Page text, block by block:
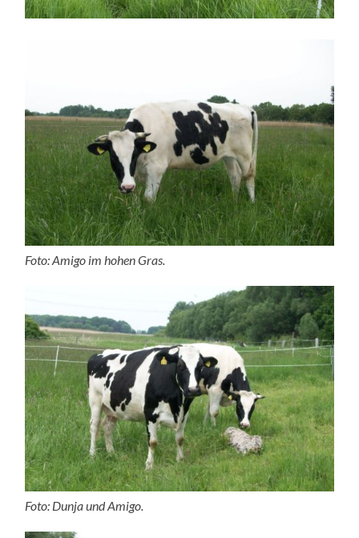
Foto: Amigo im hohen Gras.
Foto: Dunja und Amigo.